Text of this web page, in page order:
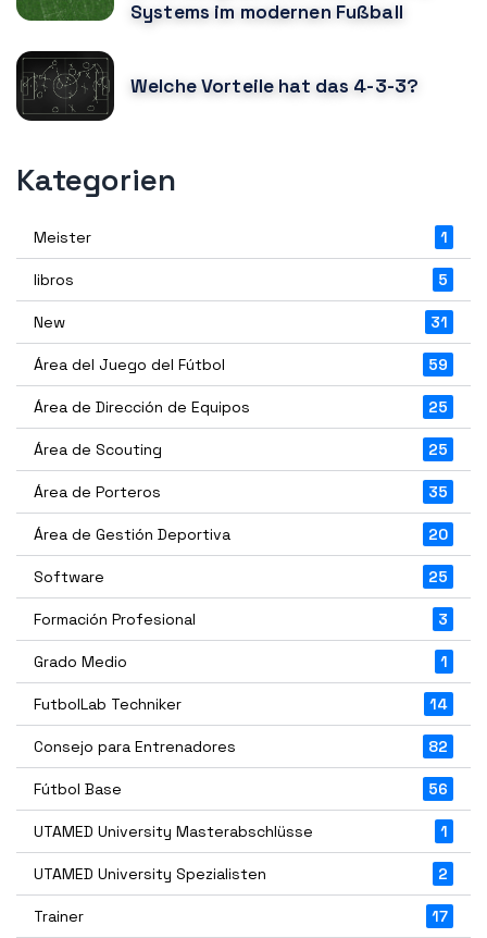
Systems im modernen Fußball
Welche Vorteile hat das 4-3-3?
Kategorien
Meister 1
libros 5
New 31
Área del Juego del Fútbol 59
Área de Dirección de Equipos 25
Área de Scouting 25
Área de Porteros 35
Área de Gestión Deportiva 20
Software 25
Formación Profesional 3
Grado Medio 1
FutbolLab Techniker 14
Consejo para Entrenadores 82
Fútbol Base 56
UTAMED University Masterabschlüsse 1
UTAMED University Spezialisten 2
Trainer 17